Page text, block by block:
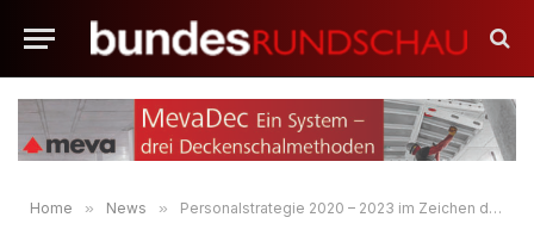
Home » News » Personalstrategie 2020 – 2023 im Zeichen der Digitalisierung